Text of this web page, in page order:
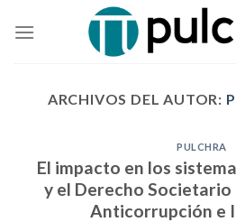
ARCHIVOS DEL AUTOR:
PULCHRA
El impacto en los
y el Derecho
Anticorrupción e